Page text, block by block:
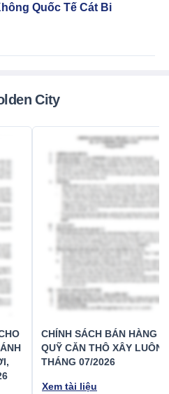
Quốc Tế Cát Bi
City
CHÍNH SÁCH BÁN HÀNG
QUỸ CĂN THÔ XÂY LUÔN
THÁNG 07/2026
Xem tài liệu